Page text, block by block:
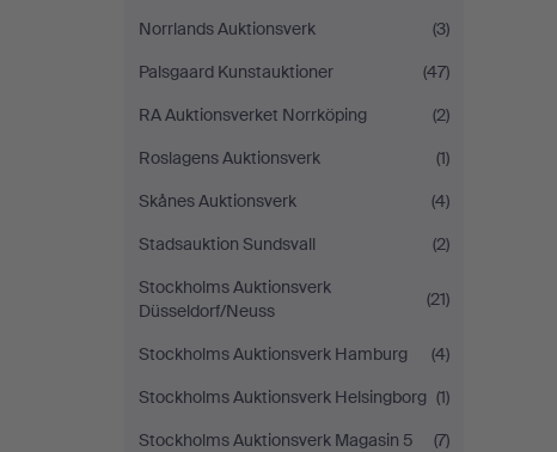
Norrlands Auktionsverk
(3)
Palsgaard Kunstauktioner
(47)
RA Auktionsverket Norrköping
(2)
Roslagens Auktionsverk
(1)
Skånes Auktionsverk
(4)
Stadsauktion Sundsvall
(2)
Stockholms Auktionsverk
Düsseldorf/Neuss
(21)
Stockholms Auktionsverk Hamburg
(4)
Stockholms Auktionsverk Helsingborg (1)
Stockholms Auktionsverk Magasin 5
(7)